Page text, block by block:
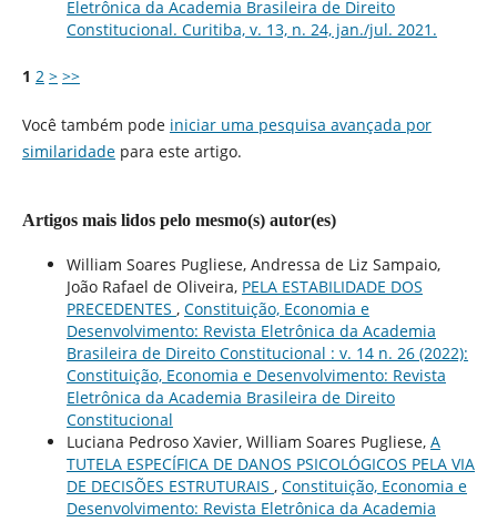
Eletrônica da Academia Brasileira de Direito
Constitucional. Curitiba, v. 13, n. 24, jan./jul. 2021.
1 2 > >>
Você também pode iniciar uma pesquisa avançada por
similaridadepara este artigo.
Artigos mais lidos pelo mesmo(s) autor(es)
William Soares Pugliese, Andressa de Liz Sampaio,
João Rafael de Oliveira, PELA ESTABILIDADE DOS
PRECEDENTES , Constituição, Economia e
Desenvolvimento: Revista Eletrônica da Academia
Brasileira de Direito Constitucional : v. 14 n. 26 (2022):
Constituição, Economia e Desenvolvimento: Revista
Eletrônica da Academia Brasileira de Direito
Constitucional
Luciana Pedroso Xavier, William Soares Pugliese, A
TUTELA ESPECÍFICA DE DANOS PSICOLÓGICOS PELA VIA
DE DECISÕES ESTRUTURAIS , Constituição, Economia e
Desenvolvimento: Revista Eletrônica da Academia